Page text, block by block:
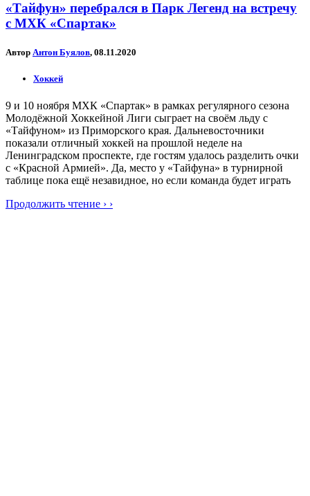
«Тайфун» перебрался в Парк Легенд на встречу
с МХК «Спартак»
Автор Антон Буялов, 08.11.2020
Хоккей
9 и 10 ноября МХК «Спартак» в рамках регулярного сезона
Молодёжной Хоккейной Лиги сыграет на своём льду с
«Тайфуном» из Приморского края. Дальневосточники
показали отличный хоккей на прошлой неделе на
Ленинградском проспекте, где гостям удалось разделить очки
с «Красной Армией». Да, место у «Тайфуна» в турнирной
таблице пока ещё незавидное, но если команда будет играть
Продолжить чтение › ›